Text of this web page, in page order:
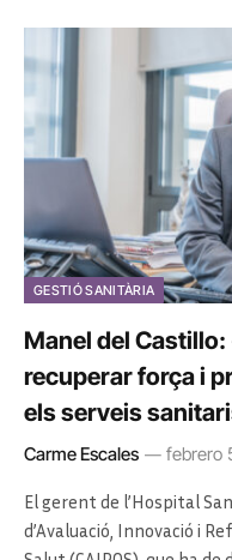
GESTIÓ SANITÀRIA
Manel del
recuperar força i
els serveis
Carme Escales febrero
El gerent de l’Hospital
d’Avaluació, Innovació i